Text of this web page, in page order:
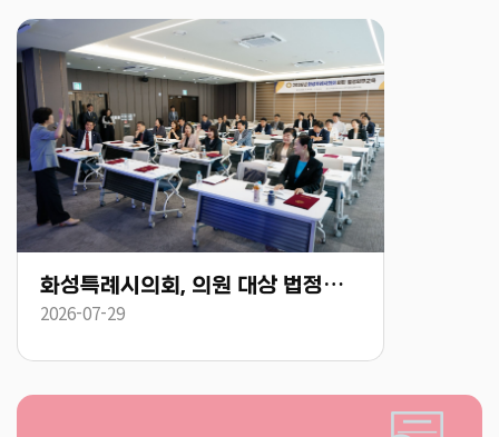
화성특례시의회, 의원 대상 법정의무교육 실시 “청렴·인권·폭력 예방교육으로 책임 있는 의정활동 다짐”
2026-07-29